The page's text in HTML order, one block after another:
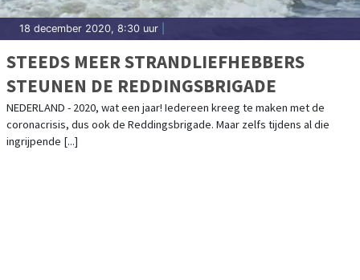
18 december 2020, 8:30 uur
STEEDS MEER STRANDLIEFHEBBERS
STEUNEN DE REDDINGSBRIGADE
NEDERLAND - 2020, wat een jaar! Iedereen kreeg te maken met de
coronacrisis, dus ook de Reddingsbrigade. Maar zelfs tijdens al die
ingrijpende [...]